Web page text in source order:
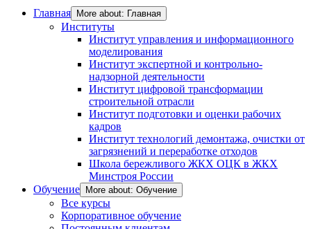
Главная More about: Главная
Институты
Институт управления и информационного
моделирования
Институт экспертной и контрольно-
надзорной деятельности
Институт цифровой трансформации
строительной отрасли
Институт подготовки и оценки рабочих
кадров
Институт технологий демонтажа, очистки от
загрязнений и переработке отходов
Школа бережливого ЖКХ ОЦК в ЖКХ
Минстроя России
Обучение
More about: Обучение
Все курсы
Корпоративное обучение